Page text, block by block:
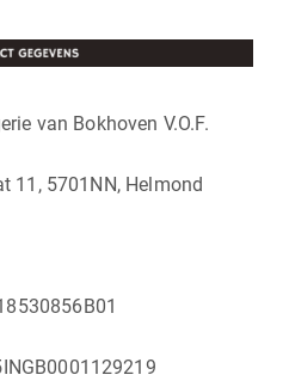
van Bokhoven V.O.F.
11, 5701NN, Helmond